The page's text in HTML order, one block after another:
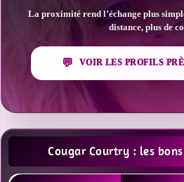
La proximité rend l’échange plus
distance, plus de
VOIR LES PROFILS
Cougar Courtry : les